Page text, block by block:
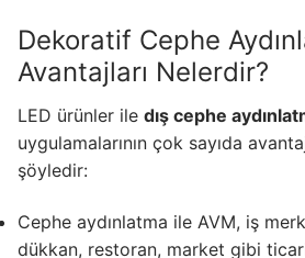
LED Profilleri
Alüminyum LED
Plastik LED
DMX Kontrol
Dekoratif Cephe
Avantajları Nelerdir?
LED ürünler ile dış cephe
uygulamalarının çok sayıda
şöyledir:
Cephe aydınlatma ile AVM, iş
dükkan, restoran, market gibi